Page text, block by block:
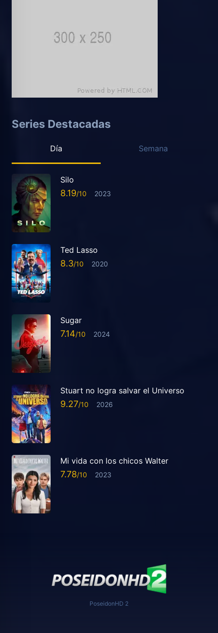
Series Destacadas
Día Semana
Silo
8.19 2023
Ted Lasso
8.3 2020
Sugar
7.14 2024
Stuart no logra salvar el Universo
9.27 2026
Mi vida con los chicos Walter
7.78 2023
PoseidonHD 2